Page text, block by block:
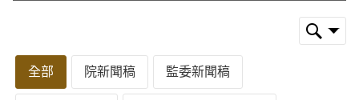
全部 院新聞稿 監委新聞稿